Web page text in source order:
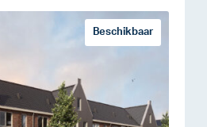
Beschikbaar